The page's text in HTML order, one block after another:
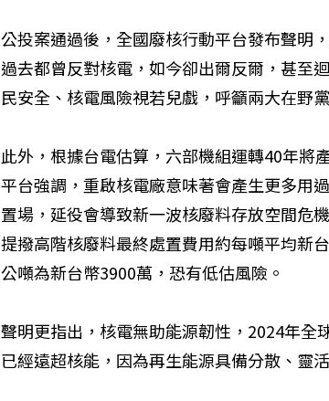
公投案通過後，全國廢核行動平台發布聲明
過去都曾反對核電，如今卻出爾反爾，甚至
民安全、核電風險視若兒戲，呼籲兩大在野
此外，根據台電估算，六部機組運轉40年將
平台強調，重啟核電廠意味著會產生更多用
置場，延役會導致新一波核廢料存放空間危
提撥高階核廢料最終處置費用約每噸平均新
公噸為新台幣3900萬，恐有低估風險。
聲明更指出，核電無助能源韌性，2024年全
已經遠超核能，因為再生能源具備分散、靈